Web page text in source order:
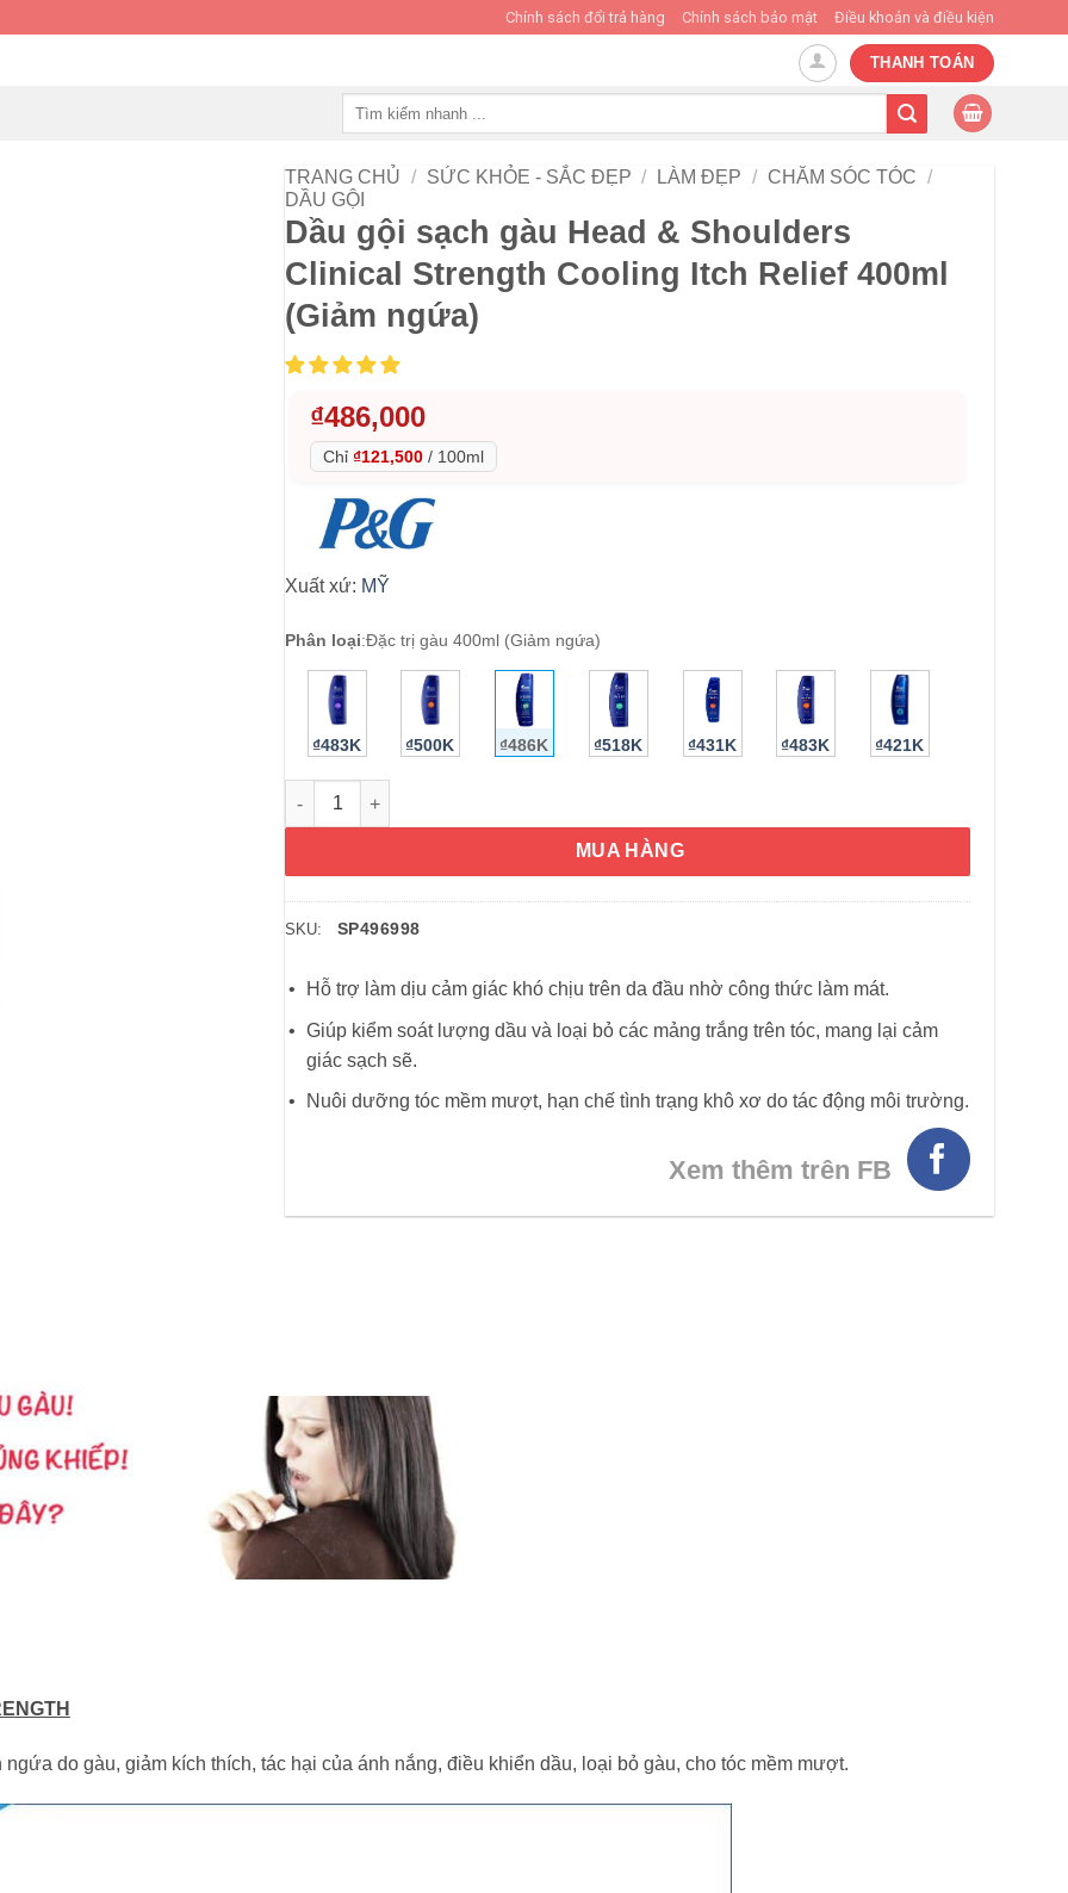
Chính sách đổi trả hàng Chính sách bảo mật Điều khoản và điều kiện
THANH TOÁN
TRANG CHỦ / SỨC KHỎE - SẮC ĐẸP / LÀM ĐẸP / CHĂM SÓC TÓC /
DẦU GỘI
Dầu gội sạch gàu Head & Shoulders
Clinical Strength Cooling Itch Relief 400ml
(Giảm ngứa)
₫486,000
Chỉ ₫121,500 / 100ml
Xuất xứ: MỸ
Phân loại:Đặc trị gàu 400ml (Giảm ngứa)
₫483K ₫500K ₫486K ₫518K ₫431K ₫483K ₫421K
Dầu gội sạch gàu Head & Shoulders Clinical Strength Cooling Itch Relief 400ml (Giảm ngứa) số
MUA HÀNG
SKU: SP496998
Hỗ trợ làm dịu cảm giác khó chịu trên da đầu nhờ công thức làm mát.
Giúp kiểm soát lượng dầu và loại bỏ các mảng trắng trên tóc, mang lại cảm
giác sạch sẽ.
Nuôi dưỡng tóc mềm mượt, hạn chế tình trạng khô xơ do tác động môi trường.
Xem thêm trên FB
do gàu, giảm kích thích, tác hại của ánh nắng, điều khiển dầu, loại bỏ gàu, cho tóc mềm mượt.